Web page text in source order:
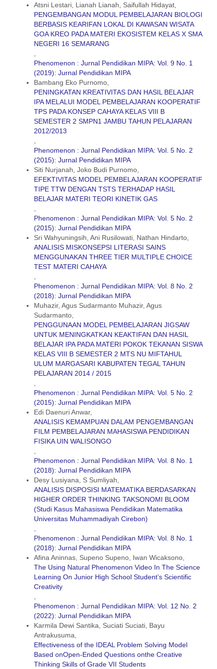
Atsni Lestari, Lianah Lianah, Saifullah Hidayat,
PENGEMBANGAN MODUL PEMBELAJARAN BIOLOGI
BERBASIS KEARIFAN LOKAL DI KAWASAN WISATA
GOA KREO PADA MATERI EKOSISTEM KELAS X SMA
NEGERI 16 SEMARANG
Phenomenon : Jurnal Pendidikan MIPA: Vol. 9 No. 1
(2019): Jurnal Pendidikan MIPA
Bambang Eko Purnomo,
PENINGKATAN KREATIVITAS DAN HASIL BELAJAR
IPA MELALUI MODEL PEMBELAJARAN KOOPERATIF
TPS PADA KONSEP CAHAYA KELAS VIII B
SEMESTER 2 SMPN1 JAMBU TAHUN PELAJARAN
2012/2013
Phenomenon : Jurnal Pendidikan MIPA: Vol. 5 No. 2
(2015): Jurnal Pendidikan MIPA
Siti Nurjanah, Joko Budi Purnomo,
EFEKTIVITAS MODEL PEMBELAJARAN KOOPERATIF
TIPE TTW DENGAN TSTS TERHADAP HASIL
BELAJAR MATERI TEORI KINETIK GAS
Phenomenon : Jurnal Pendidikan MIPA: Vol. 5 No. 2
(2015): Jurnal Pendidikan MIPA
Sri Wahyuningsih, Ani Rusilowati, Nathan Hindarto,
ANALISIS MISKONSEPSI LITERASI SAINS
MENGGUNAKAN THREE TIER MULTIPLE CHOICE
TEST MATERI CAHAYA
Phenomenon : Jurnal Pendidikan MIPA: Vol. 8 No. 2
(2018): Jurnal Pendidikan MIPA
Muhazir, Agus Sudarmanto Muhazir, Agus
Sudarmanto,
PENGGUNAAN MODEL PEMBELAJARAN JIGSAW
UNTUK MENINGKATKAN KEAKTIFAN DAN HASIL
BELAJAR IPA PADA MATERI POKOK TEKANAN SISWA
KELAS VIII B SEMESTER 2 MTS NU MIFTAHUL
ULUM MARGASARI KABUPATEN TEGAL TAHUN
PELAJARAN 2014 / 2015
Phenomenon : Jurnal Pendidikan MIPA: Vol. 5 No. 2
(2015): Jurnal Pendidikan MIPA
Edi Daenuri Anwar,
ANALISIS KEMAMPUAN DALAM PENGEMBANGAN
FILM PEMBELAJARAN MAHASISWA PENDIDIKAN
FISIKA UIN WALISONGO
Phenomenon : Jurnal Pendidikan MIPA: Vol. 8 No. 1
(2018): Jurnal Pendidikan MIPA
Desy Lusiyana, S Sumliyah,
ANALISIS DISPOSISI MATEMATIKA BERDASARKAN
HIGHER ORDER THINKING TAKSONOMI BLOOM
(Studi Kasus Mahasiswa Pendidikan Matematika
Universitas Muhammadiyah Cirebon)
Phenomenon : Jurnal Pendidikan MIPA: Vol. 8 No. 1
(2018): Jurnal Pendidikan MIPA
Afina Aninnas, Supeno Supeno, Iwan Wicaksono,
The Using Natural Phenomenon Video In The Science
Learning On Junior High School Student’s Scientific
Creativity
Phenomenon : Jurnal Pendidikan MIPA: Vol. 12 No. 2
(2022): Jurnal Pendidikan MIPA
Karmila Dewi Santika, Suciati Suciati, Bayu
Antrakusuma,
Effectiveness of the IDEAL Problem Solving Model
Based onOpen-Ended Questions onthe Creative
Thinking Skills of Grade VII Students